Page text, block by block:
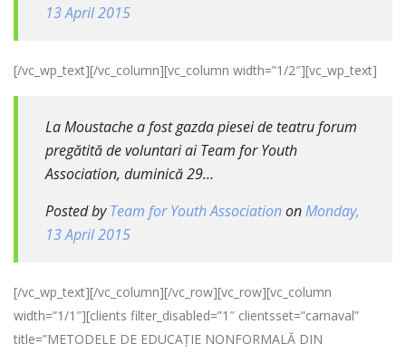
13 April 2015
[/vc_wp_text][/vc_column][vc_column width=”1/2″][vc_wp_text]
La Moustache a fost gazda piesei de teatru forum
pregătită de voluntari ai Team for Youth
Association, duminică 29…
Posted byTeam for Youth AssociationonMonday,
13 April 2015
[/vc_wp_text][/vc_column][/vc_row][vc_row][vc_column
width=”1/1″][clients filter_disabled=”1″ clientsset=”carnaval”
title=”METODELE DE EDUCAȚIE NONFORMALĂ DIN